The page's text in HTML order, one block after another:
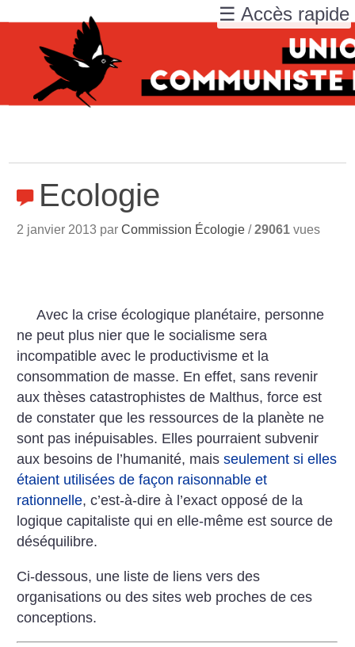
Ecologie
2 janvier 2013 parCommission Écologie /29061 vues
Avec la crise écologique planétaire, personne
ne peut plus nier que le socialisme sera
incompatible avec le productivisme et la
consommation de masse. En effet, sans revenir
aux thèses catastrophistes de Malthus, force est
de constater que les ressources de la planète ne
sont pas inépuisables. Elles pourraient subvenir
aux besoins de l’humanité, maisseulement si elles
étaient utilisées de façon raisonnable et
rationnelle, c’est-à-dire à l’exact opposé de la
logique capitaliste qui en elle-même est source de
déséquilibre.
Ci-dessous, une liste de liens vers des
organisations ou des sites web proches de ces
conceptions.
☰ Accès rapide